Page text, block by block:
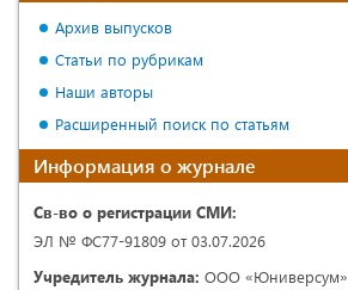
Архив выпусков
Статьи по рубрикам
Наши авторы
Расширенный поиск по статьям
Информация о журнале
Св-во о регистрации СМИ:
ЭЛ № ФС77-91809 от 03.07.2026
Учредитель журнала: ООО «Юниверсум»